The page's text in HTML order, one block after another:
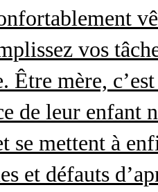
vos
Être mère,
de leur enfant
se mettent à
et défauts